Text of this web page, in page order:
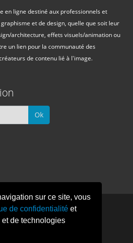
sur ce site, vous
de confidentialité et
de technologies
en ligne destiné aux professionnels et
et de design, quelle que soit leur
architecture, effets visuels/animation ou
un lien pour la communauté des
de contenu lié à l'image.
Ok